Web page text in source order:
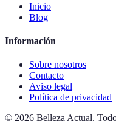
Inicio
Blog
Información
Sobre nosotros
Contacto
Aviso legal
Política de privacidad
© 2026 Belleza Actual.